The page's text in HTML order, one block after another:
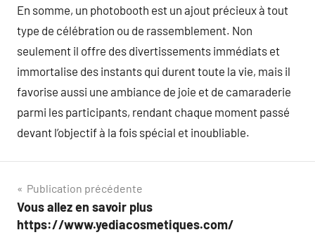
En somme, un photobooth est un ajout précieux à tout
type de célébration ou de rassemblement. Non
seulement il offre des divertissements immédiats et
immortalise des instants qui durent toute la vie, mais il
favorise aussi une ambiance de joie et de camaraderie
parmi les participants, rendant chaque moment passé
devant l’objectif à la fois spécial et inoubliable.
Navigation
de
Publication précédente
Vous allez en savoir plus
https://www.yediacosmetiques.com/